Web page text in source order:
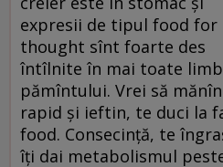
expresii de tipul food for
thought sînt foarte des
întîlnite în mai toate
pămîntului. Vrei să
rapid și ieftin, te duci la
food. Consecință, te
îți dai metabolismul